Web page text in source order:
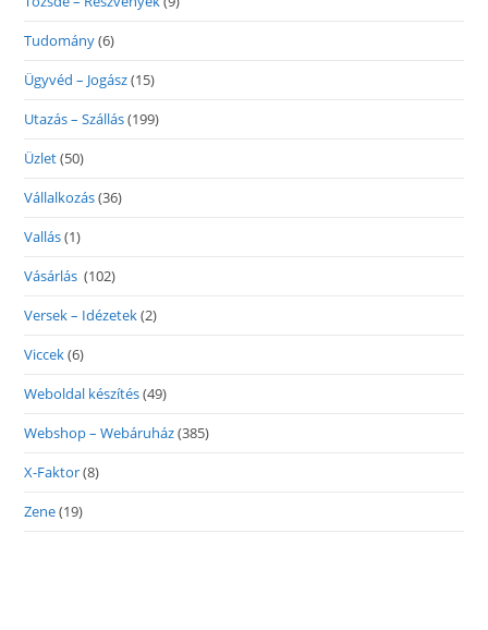
Tudomány(6)
Ügyvéd – Jogász(15)
Utazás – Szállás(199)
Üzlet(50)
Vállalkozás(36)
Vallás(1)
Vásárlás (102)
Versek – Idézetek(2)
Viccek(6)
Weboldal készítés(49)
Webshop – Webáruház(385)
X-Faktor(8)
Zene(19)